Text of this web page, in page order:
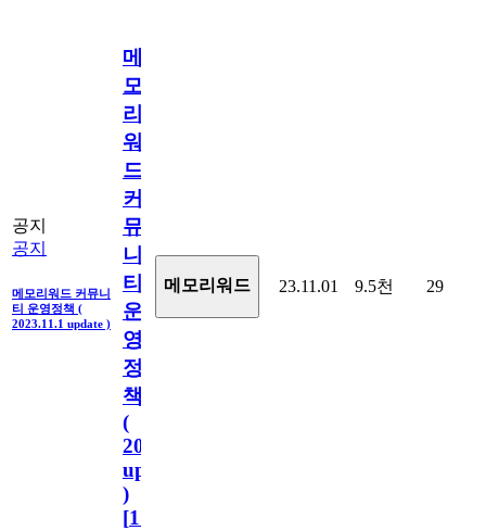
공지
공지
메모리워드 커뮤니
티 운영정책 (
2023.11.1 update )
메
모
리
워
드
커
뮤
니
티
운
영
정
책
(
2023.11.1
update
)
[110
메모리워드 23.11.01 9.5천 29